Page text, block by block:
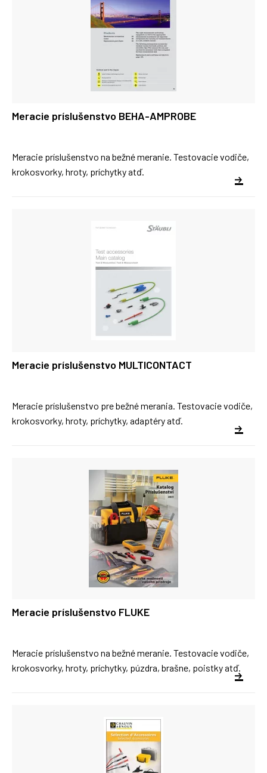
Meracie príslušenstvo BEHA-AMPROBE
Meracie príslušenstvo na bežné meranie. Testovacie vodiče,
krokosvorky, hroty, príchytky atď.
Meracie príslušenstvo MULTICONTACT
Meracie príslušenstvo pre bežné merania. Testovacie vodiče,
krokosvorky, hroty, príchytky, adaptéry atď.
Meracie príslušenstvo FLUKE
Meracie príslušenstvo na bežné meranie. Testovacie vodiče,
krokosvorky, hroty, príchytky, púzdra, brašne, poistky atď.